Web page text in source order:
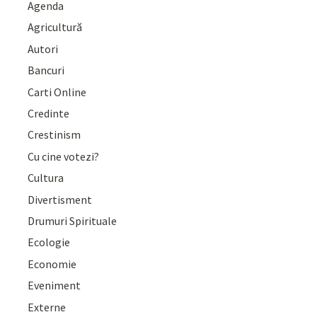
Agenda
Agricultură
Autori
Bancuri
Carti Online
Credinte
Crestinism
Cu cine votezi?
Cultura
Divertisment
Drumuri Spirituale
Ecologie
Economie
Eveniment
Externe